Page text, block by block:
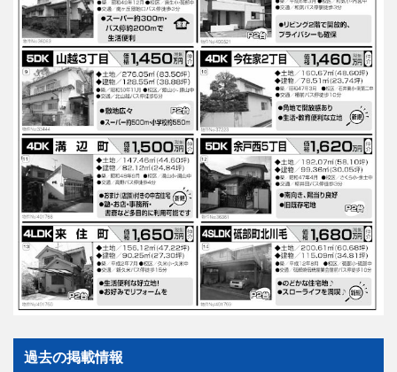
過去の掲載情報